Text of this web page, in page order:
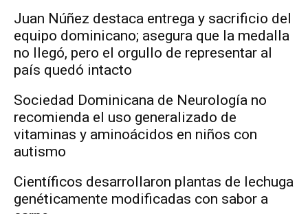
Juan Núñez destaca entrega y sacrificio del
equipo dominicano; asegura que la medalla
no llegó, pero el orgullo de representar al
país quedó intacto
Sociedad Dominicana de Neurología no
recomienda el uso generalizado de
vitaminas y aminoácidos en niños con
autismo
Científicos desarrollaron plantas de lechuga
genéticamente modificadas con sabor a